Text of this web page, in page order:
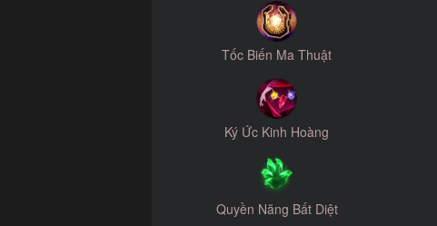
Tốc Biến Ma Thuật
Ký Ức Kinh Hoàng
Quyền Năng Bất Diệt